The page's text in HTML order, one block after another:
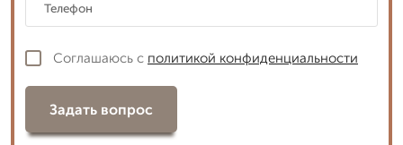
Соглашаюсь с политикой конфиденциальности
Задать вопрос